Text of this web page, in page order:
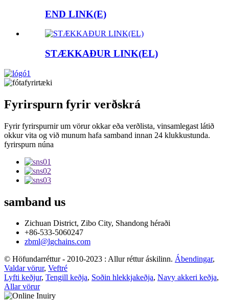
END LINK(E)
STÆKKAÐUR LINK(EL)
Fyrirspurn fyrir verðskrá
Fyrir fyrirspurnir um vörur okkar eða verðlista, vinsamlegast látið
okkur vita og við munum hafa samband innan 24 klukkustunda.
fyrirspurn núna
samband us
Zichuan District, Zibo City, Shandong héraði
+86-533-5060247
zbml@lgchains.com
© Höfundarréttur - 2010-2023 : Allur réttur áskilinn. Ábendingar,
Valdar vörur, Veftré
Lyfti keðjur, Tengill keðja, Soðin hlekkjakeðja, Navy akkeri keðja,
Allar vörur